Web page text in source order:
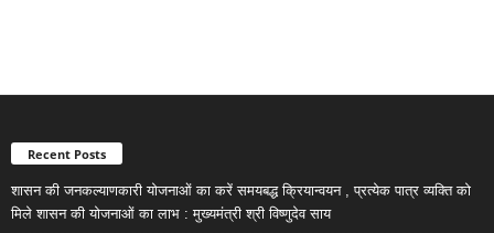
Recent Posts
शासन की जनकल्याणकारी योजनाओं का करें समयबद्ध क्रियान्वयन , प्रत्येक पात्र व्यक्ति को
मिले शासन की योजनाओं का लाभ : मुख्यमंत्री श्री विष्णुदेव साय